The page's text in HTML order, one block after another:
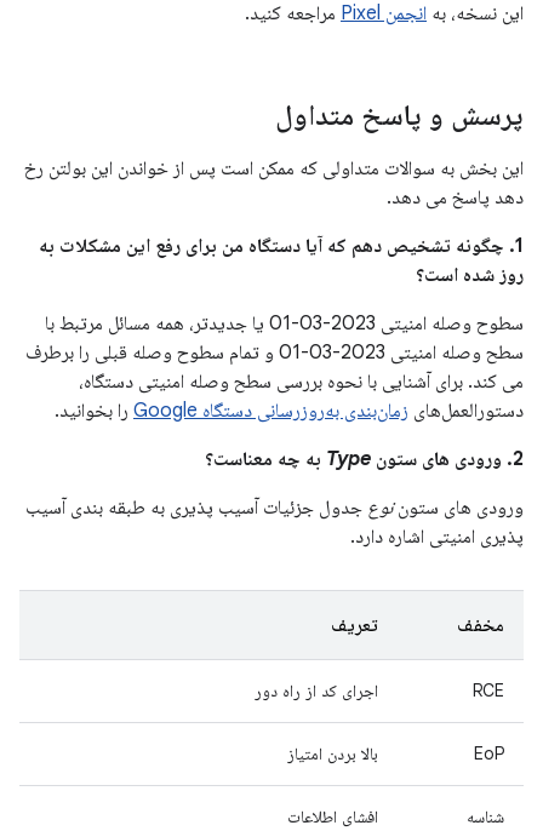
این نسخه، به انجمن Pixel مراجعه کنید.
پرسش و پاسخ متداول
این بخش به سوالات متداولی که ممکن است پس از خواندن این بولتن رخ
دهد پاسخ می دهد.
1. چگونه تشخیص دهم که آیا دستگاه من برای رفع این مشکلات به
روز شده است؟
سطوح وصله امنیتی 2023-03-01 یا جدیدتر، همه مسائل مرتبط با
سطح وصله امنیتی 2023-03-01 و تمام سطوح وصله قبلی را برطرف
می کند. برای آشنایی با نحوه بررسی سطح وصله امنیتی دستگاه،
دستورالعمل‌های زمان‌بندی به‌روزرسانی دستگاه Google
را بخوانید.
2. ورودی های ستون
Type به چه معناست؟
ورودی های ستوننوع جدول جزئیات آسیب پذیری به طبقه بندی آسیب
پذیری امنیتی اشاره دارد.
مخفف تعریف
RCE اجرای کد از راه دور
EoP بالا بردن امتیاز
شناسه افشای اطلاعات